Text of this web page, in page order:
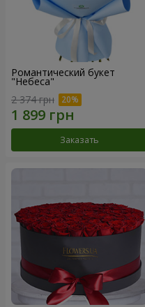
Романтический букет
"Небеса"
2 374 грн
Заказать